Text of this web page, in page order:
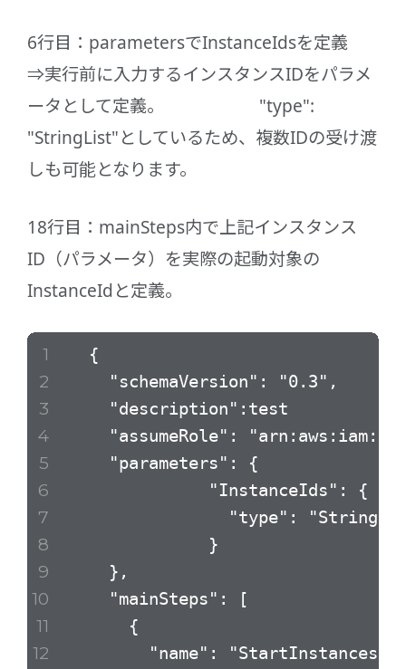
6行目：parametersでInstanceIdsを定義
⇒実行前に入力するインスタンスIDをパラメ
ータとして定義。 "type":
"StringList"としているため、複数IDの受け渡
しも可能となります。
18行目：mainSteps内で上記インスタンス
ID（パラメータ）を実際の起動対象の
InstanceIdと定義。
{
"schemaVersion": "0.3",
"description":test
"assumeRole":
"parameters": {
"InstanceIds": {
"type":
}
},
"mainSteps": [
{
"name": "StartInstances",